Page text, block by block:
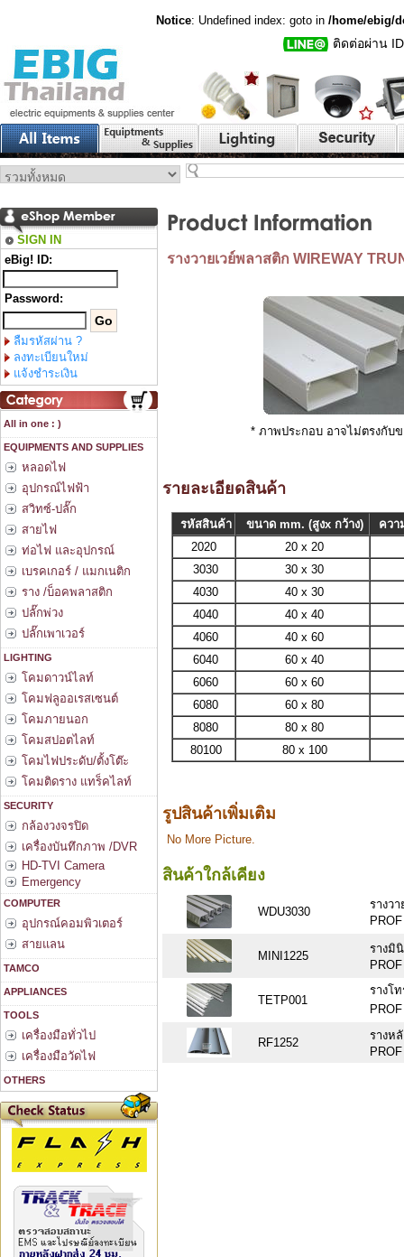
Notice: Undefined index: goto in /home/ebig/
ติดต่อผ่าน
SIGN IN
eBig! ID:
Password:
ลืมรหัสผ่าน ?
ลงทะเบียนใหม่
แจ้งชำระเงิน
All in one : )
EQUIPMENTS AND SUPPLIES
หลอดไฟ
อุปกรณ์ไฟฟ้า
สวิทซ์-ปลั๊ก
สายไฟ
ท่อไฟ และอุปกรณ์
เบรคเกอร์ / แมกเนติก
ราง /บ็อคพลาสติก
ปลั๊กพ่วง
ปลั๊กเพาเวอร์
LIGHTING
โคมดาวน์ไลท์
โคมฟลูออเรสเซนต์
โคมภายนอก
โคมสปอตไลท์
โคมไฟประดับ/ตั้งโต๊ะ
โคมติดราง แทร็คไลท์
SECURITY
กล้องวงจรปิด
เครื่องบันทึกภาพ /DVR
HD-TVI Camera
Emergency
COMPUTER
อุปกรณ์คอมพิวเตอร์
สายแลน
TAMCO
APPLIANCES
TOOLS
เครื่องมือทั่วไป
เครื่องมือวัดไฟ
OTHERS
รางวายเวย์พลาสติก WIREWAY
* ภาพประกอบ อาจไม่ตรงกับข
รายละเอียดสินค้า
รหัสสินค้า ขนาด mm. (สูงx กว้าง)
ควา
2020
20 x 20
3030
30 x 30
4030
40 x 30
4040
40 x 40
4060
40 x 60
6040
60 x 40
6060
60 x 60
6080
60 x 80
8080
80 x 80
80100
80 x 100
รูปสินค้าเพิ่มเติม
No More Picture.
สินค้าใกล้เคียง
WDU3030
รางว
MINI1225
รางมิ
TETP001
รางโ
RF1252
รางหลั